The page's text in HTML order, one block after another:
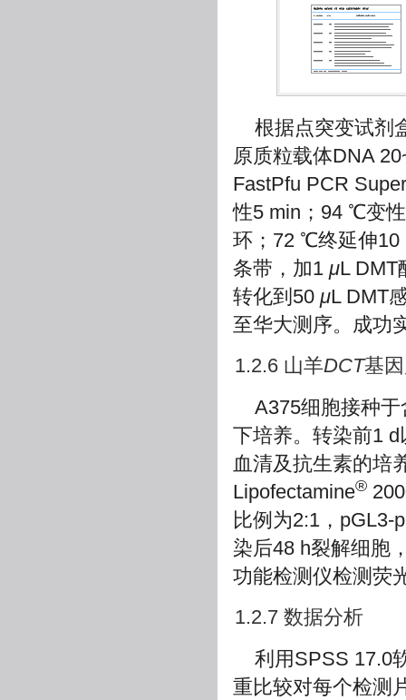
根据点突变试剂
原质粒载体DNA
FastPfu PCR
性5 min；94 ℃变
环；72 ℃终延伸10
条带，加1 μL
转化到50 μL DMT
至华大测序。成功
1.2.6 山羊DCT基
A375细胞接种
下培养。转染前1
血清及抗生素的培
Lipofectamine®
比例为2:1，pGL3-
染后48 h裂解细胞
功能检测仪检测荧
1.2.7 数据分析
利用SPSS 17.0
重比较对每个检测